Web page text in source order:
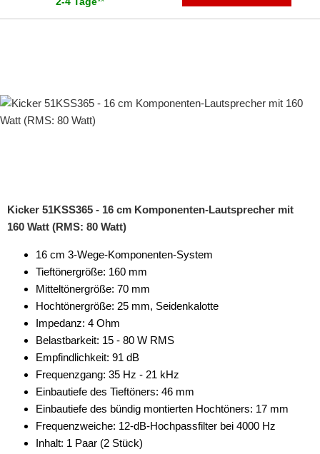
Kicker 51KSS365 - 16 cm Komponenten-Lautsprecher mit
160 Watt (RMS: 80 Watt)
16 cm 3-Wege-Komponenten-System
Tieftönergröße: 160 mm
Mitteltönergröße: 70 mm
Hochtönergröße: 25 mm, Seidenkalotte
Impedanz: 4 Ohm
Belastbarkeit: 15 - 80 W RMS
Empfindlichkeit: 91 dB
Frequenzgang: 35 Hz - 21 kHz
Einbautiefe des Tieftöners: 46 mm
Einbautiefe des bündig montierten Hochtöners: 17 mm
Frequenzweiche: 12-dB-Hochpassfilter bei 4000 Hz
Inhalt: 1 Paar (2 Stück)